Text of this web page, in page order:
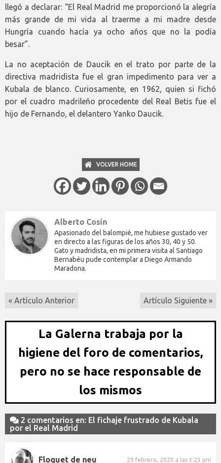
llegó a declarar: “El Real Madrid me proporcionó la alegría
más grande de mi vida al traerme a mi madre desde
Hungría cuando hacía ya ocho años que no la podía
besar”.
La no aceptación de Daucik en el trato por parte de la
directiva madridista fue el gran impedimento para ver a
Kubala de blanco. Curiosamente, en 1962, quien si fichó
por el cuadro madrileño procedente del Real Betis fue el
hijo de Fernando, el delantero Yanko Daucik.
VOLVER HOME
Alberto Cosín
Apasionado del balompié, me hubiese gustado ver
en directo a las figuras de los años 30, 40 y 50.
Gato y madridista, en mi primera visita al Santiago
Bernabéu pude contemplar a Diego Armando
Maradona.
« Artículo Anterior Artículo Siguiente »
La Galerna trabaja por la
higiene del foro de comentarios,
pero no se hace responsable de
los mismos
2 comentarios en: El fichaje frustrado de Kubala
por el Real Madrid
Floquet de neu 29 febrero, 2020 a las 3:23 pm